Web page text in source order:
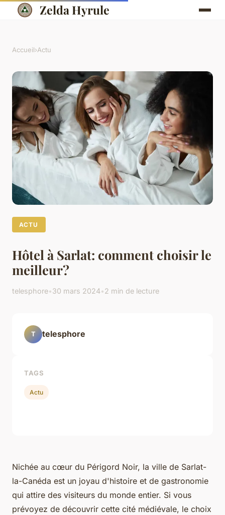
Zelda Hyrule
Accueil›Actu
ACTU
Hôtel à Sarlat: comment choisir le
meilleur?
telesphore•30 mars 2024•2 min de lecture
Nichée au cœur du Périgord Noir, la ville de Sarlat-
la-Canéda est un joyau d'histoire et de gastronomie
qui attire des visiteurs du monde entier. Si vous
prévoyez de découvrir cette cité médiévale, le choix
T telesphore
TAGS
Actu